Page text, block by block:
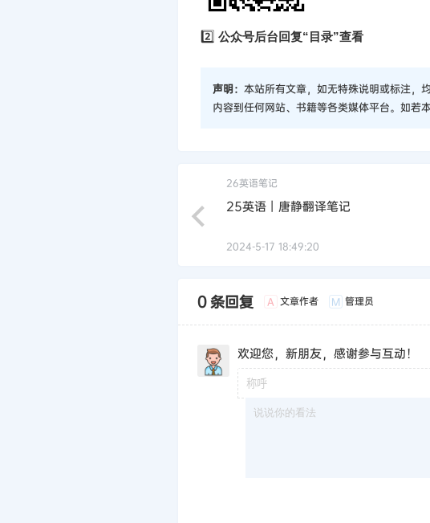
2️⃣ 公众号后台回复“目录”查看
声明： 本站所有文章，如无特殊说明或标注，
内容到任何网站、书籍等各类媒体平台。如若
26英语笔记
25英语丨唐静翻译笔记
2024-5-17 18:49:20
0 条回复 A 文章作者 M 管理员
欢迎您，新朋友，感谢参与互动！